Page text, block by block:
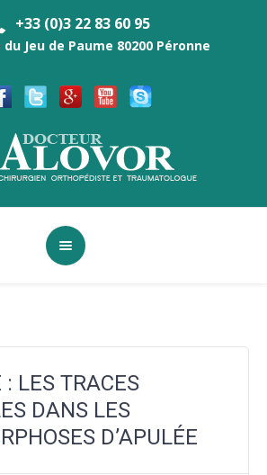
+33 (0)3 22 83 60 95
du Jeu de Paume 80200 Péronne
: LES TRACES
DANS LES
D’APULÉE